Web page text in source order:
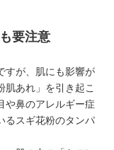
要注意
すが、肌にも影響が
肌あれ」を引き起こ
や鼻のアレルギー症
るスギ花粉のタンパ